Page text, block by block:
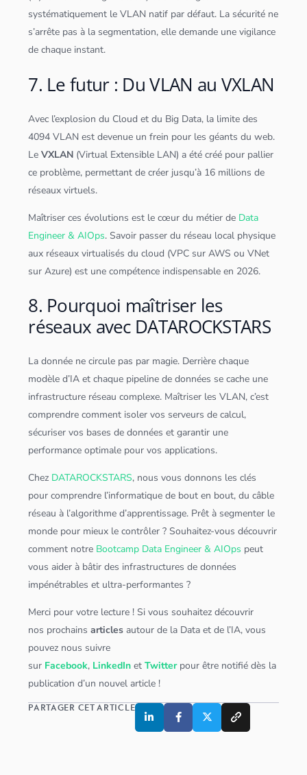
systématiquement le VLAN natif par défaut. La sécurité ne
s’arrête pas à la segmentation, elle demande une vigilance
de chaque instant.
7. Le futur : Du VLAN au VXLAN
Avec l’explosion du Cloud et du Big Data, la limite des
4094 VLAN est devenue un frein pour les géants du web.
LeVXLAN (Virtual Extensible LAN) a été créé pour pallier
ce problème, permettant de créer jusqu’à 16 millions de
réseaux virtuels.
Maîtriser ces évolutions est le cœur du métier de Data
Engineer & AIOps. Savoir passer du réseau local physique
aux réseaux virtualisés ducloud (VPC sur AWS ou VNet
sur Azure) est une compétence indispensable en 2026.
8. Pourquoi maîtriser les
réseaux avec DATAROCKSTARS
La donnée ne circule pas par magie. Derrière chaque
modèle d’IA et chaque pipeline dedonnées se cache une
infrastructure réseau complexe. Maîtriser les VLAN, c’est
comprendre comment isoler vos serveurs de calcul,
sécuriser vos bases dedonnées et garantir une
performance optimale pour vosapplications.
Chez DATAROCKSTARS, nous vous donnons les clés
pour comprendre l’informatique de bout en bout, du câble
réseau à l’algorithme d’apprentissage. Prêt à segmenter le
monde pour mieux le contrôler ? Souhaitez-vous découvrir
comment notre Bootcamp Data Engineer & AIOps peut
vous aider à bâtir des infrastructures dedonnées
impénétrables et ultra-performantes ?
Merci pour votre lecture ! Si vous souhaitez découvrir
nos prochainsarticles autour de la Data et de l’IA, vous
pouvez nous suivre
sur Facebook, LinkedIn etTwitter pour être notifié dès la
publication d’un nouvel article !
PARTAGER CET ARTICLE